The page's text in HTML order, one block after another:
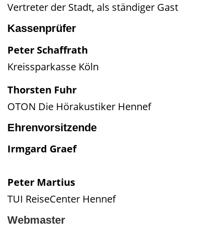
Vertreter der Stadt, als ständiger Gast
Kassenprüfer
Peter Schaffrath
Kreissparkasse Köln
Thorsten Fuhr
OTON Die Hörakustiker Hennef
Ehrenvorsitzende
Irmgard Graef
Peter Martius
TUI ReiseCenter Hennef
Webmaster